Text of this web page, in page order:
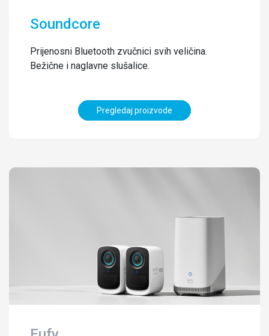
Soundcore
Prijenosni Bluetooth zvučnici svih veličina.
Bežične i naglavne slušalice.
Pregledaj proizvode